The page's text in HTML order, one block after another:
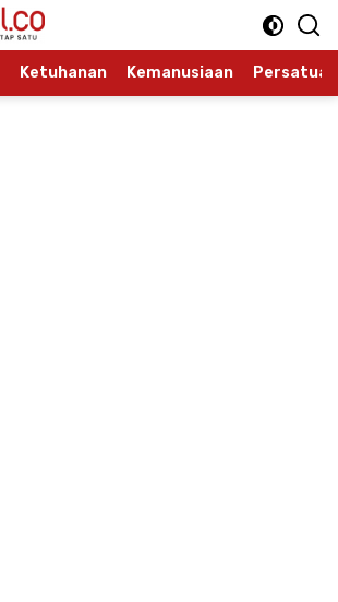
Ketuhanan Kemanusiaan Persatuan